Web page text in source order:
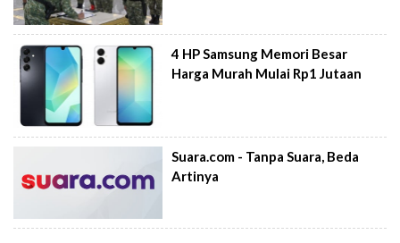
4 HP Samsung Memori Besar
Harga Murah Mulai Rp1 Jutaan
Suara.com - Tanpa Suara, Beda
Artinya